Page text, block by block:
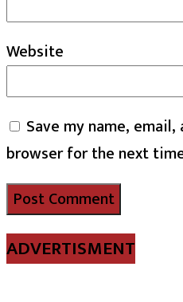
Website
Save my name,
browser for the next
ADVERTISMENT